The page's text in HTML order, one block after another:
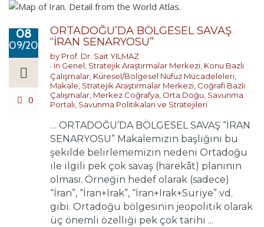
08
09/2024
0
ORTADOĞU’DA BÖLGESEL SAVAŞ
“İRAN SENARYOSU”
by Prof. Dr. Sait YILMAZ
in Genel, Stratejik Araştırmalar Merkezi, Konu Bazlı
Çalışmalar, Küresel/Bölgesel Nüfuz Mücadeleleri,
Makale, Stratejik Araştırmalar Merkezi, Coğrafi Bazlı
Çalışmalar, Merkez Coğrafya, Orta Doğu, Savunma
Portalı, Savunma Politikaları ve Stratejileri
… ORTADOĞU’DA BÖLGESEL SAVAŞ “İRAN
SENARYOSU” Makalemizin başlığını bu
şekilde belirlememizin nedeni Ortadoğu
ile ilgili pek çok savaş (harekât) planının
olması. Örneğin hedef olarak (sadece)
“İran”, “İran+Irak”, “İran+Irak+Suriye” vd.
gibi. Ortadoğu bölgesinin jeopolitik olarak
üç önemli özelliği pek çok tarihi ...